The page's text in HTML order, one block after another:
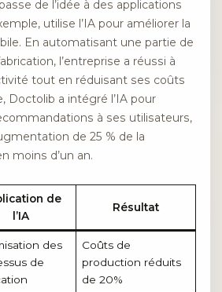
de l’idée à des applications
utilise l’IA pour améliorer la
En automatisant une partie de
l’entreprise a réussi à
tout en réduisant ses coûts
Doctolib a intégré l’IA pour
à ses utilisateurs,
de 25 % de la
moins d’un an.
de
l’IA
Résultat
des
de
Coûts de
production réduits
de 20%